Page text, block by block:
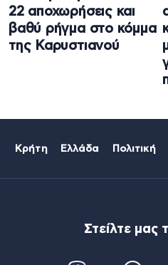
22 αποχωρήσεις και
βαθύ ρήγμα στο κόμμα
της Καρυστιανού
Κρήτη Ελλάδα Πολιτική
Στείλτε μας